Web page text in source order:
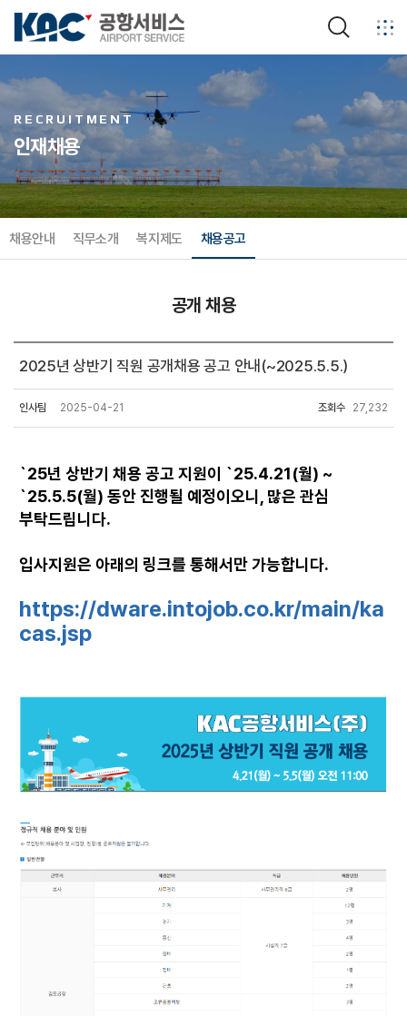
검색
RECRUITMENT
인재채용
채용안내 직무소개 복지제도 채용공고
공개 채용기간제 채용
공개 채용
2025년 상반기 직원 공개채용 공고 안내(~2025.5.5.)
인사팀 2025-04-21 조회수 27,232
`25년 상반기 채용 공고 지원이 `25.4.21(월) ~
`25.5.5(월) 동안 진행될 예정이오니, 많은 관심
부탁드립니다.
입사지원은 아래의 링크를 통해서만 가능합니다.
https://dware.intojob.co.kr/main/ka
cas.jsp